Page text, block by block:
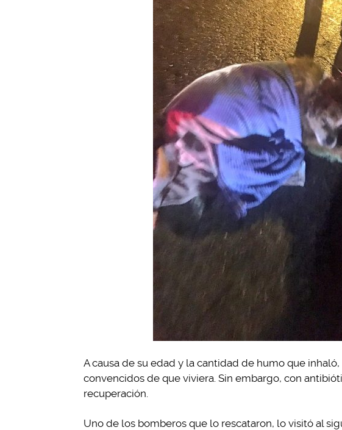
A causa de su edad y la cantidad de humo que
convencidos de que viviera. Sin embargo, con
recuperación.
Uno de los bomberos que lo rescataron, lo visitó al